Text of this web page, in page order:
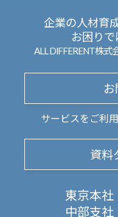
企業の人材育
お困りで
ALL DIFFERENT株式
サービスをご利
資料
東京本社
中部支社